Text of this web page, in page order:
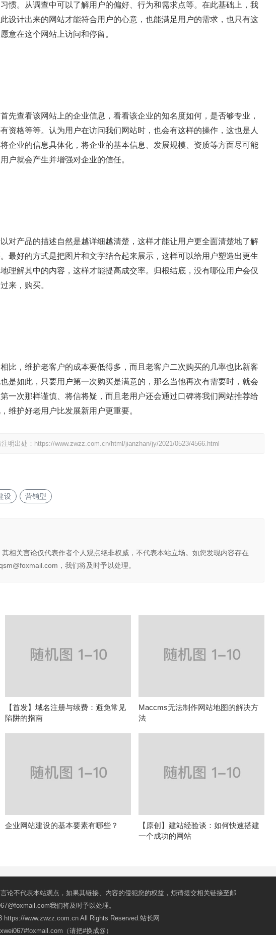
惯。从调查中可以了解用户的偏好、行为和需求点等。在此基础上，我
设计出来的网站才能符合用户的心意，也能满足用户的需求，也只有这
意在这个网站上访问和停留。
先查看该网站上的企业信息，看看该企业的知名度如何，是否够专业，
资格等等。认为用户在访问我们网站时，也会有这样的操作，这也是人
企业的信息具体化，将企业的基本信息、发展规模、资质等方面尽可能
户就会产生并增强对企业的信任。
对产品的描述自然是越详细越清楚，这样才能让用户更全面清楚地了解
最好的方式是把图片和文字结合起来展示，这样可以给用户塑造出更生
理解其中的内容，这样才能提高成交率。归根结底，没有哪位用户会仅
来，购买。
比，维护老客户的成本要低得多，而且老客户二次购买的几率也比新客
是如此，只要用户第一次购买是满意的，那么当他再次有需要时，就会
一次那样谨慎、将信将疑，而且老用户还会通过口碑将我们网站推荐给
维护好老用户比发展新用户更重要。
明出处： https://www.zwzz.com.cn/html/jianzhan/jy/2021/0523/4566.html
设 营销型
其相关言论仅代表作者个人观点绝非权威，不代表本站立场。如您发现内容存在
，我们将及时予以处理。
【首发】域名注册与续费：避免常见
陷阱的指南
Maccms无法制作网站地图的解决方
法
企业网站建设的基本要素有哪些？
【原创】建站经验谈：如何快速搭建
一个成功的网站
论不代表本站观点，如果其链接、内容的侵犯您的权益，烦请提交相关链接至邮
我们将及时予以处理。
https://www.zwzz.com.cn All Rights Reserved.站长网
（请把#换成@）